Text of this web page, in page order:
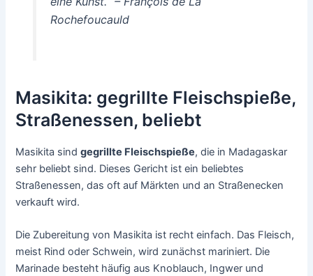
Rochefoucauld
Masikita: gegrillte Fleischspieße,
Straßenessen, beliebt
Masikita sindgegrillte Fleischspieße, die in Madagaskar
sehr beliebt sind. Dieses Gericht ist ein beliebtes
Straßenessen, das oft auf Märkten und an Straßenecken
verkauft wird.
Die Zubereitung von Masikita ist recht einfach. Das Fleisch,
meist Rind oder Schwein, wird zunächst mariniert. Die
Marinade besteht häufig aus Knoblauch, Ingwer und